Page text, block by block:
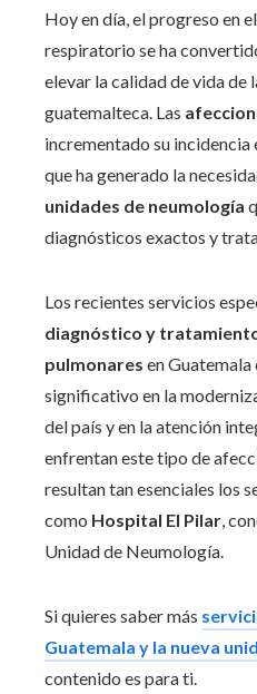
Hoy en día, el progreso en
respiratorio se ha
elevar la calidad de vida de
guatemalteca. Las
incrementado su incidencia
que ha generado la
unidades de neumología
diagnósticos exactos y
Los recientes servicios
diagnóstico y
pulmonares en
significativo en la
del país y en la atención
enfrentan este tipo de
resultan tan esenciales los
como Hospital El Pilar,
Unidad de Neumología.
Si quieres saber más
Guatemala y la nueva
contenido es para ti.